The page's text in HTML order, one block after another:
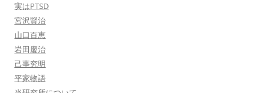
実はPTSD
宮沢賢治
山口百恵
岩田慶治
己事究明
平家物語